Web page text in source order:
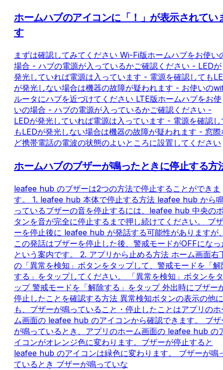
ホームハブのアイコンに「！」が表示されてい
す
まずは確認してみてください Wi-Fi版ホームハブをお使い
場合 - ハブの電源が入っているかご確認ください - LEDが
発光していれば電源は入っています - 電源を確認しても
が発光しない場合は機器の故障が疑われます - お使いの
ルータにハブを近づけてください LTE版ホームハブをお使
いの場合 - ハブの電源が入っているかご確認ください -
LEDが発光していれば電源は入っています - 電源を確認し
もLEDが発光しない場合は機器の故障が疑われます - 窓際
ど携帯電話の電波の状態のよいところに設置してください
ホームハブのブザーが鳴ったときに停止する方
leafee hub のブザーは2つの方法で停止することができま
す。 1. leafee hub 本体で停止する方法 leafee hub から
っているブザーの音を停止するには、leafee hub 中央の
タンを音が完全に停止するまで押し続けてください。 ブザ
ーを停止後に leafee hub が発話する可能性がありますが
この発話はブザーを停止した後、警戒モードがOFFになっ
という案内です。 2. アプリから止める方法 ホーム画面右
の「異常を検知」ボタンをタップして、警戒モードを「解
する」をタップしてください。 「異常を検知」ボタンをタ
ップ 警戒モードを「解除する」をタップ 外出時にブザー
停止したことを確認する方法 異常検知ボタンの表示の他に
も、ブザーが鳴っていること・停止したことはアプリのホ
ム画面の leafee hub のアイコンから確認できます。 ブザ
が鳴っているとき、アプリのホーム画面の leafee hub の
イコンがオレンジ色に変わります。ブザーが停止すると
leafee hub のアイコンは緑色に変わります。 ブザーが鳴
ているとき ブザーが鳴っていな